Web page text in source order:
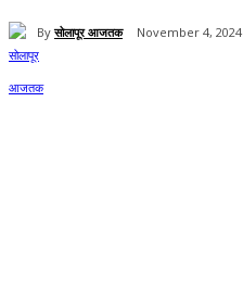
By सोलापूर आजतक November 4, 2024